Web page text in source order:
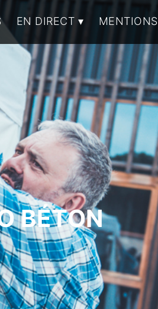
EN DIRECT
BÉTON